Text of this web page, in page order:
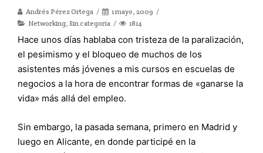
Andrés Pérez Ortega
1 mayo, 2009
Networking, Sin categoría 1814
Hace unos días hablaba con tristeza de la paralización,
el pesimismo y el bloqueo de muchos de los
asistentes más jóvenes a mis cursos en escuelas de
negocios a la hora de encontrar formas de «ganarse la
vida» más allá del empleo.
Sin embargo, la pasada semana, primero en Madrid y
luego en Alicante, en donde participé en la